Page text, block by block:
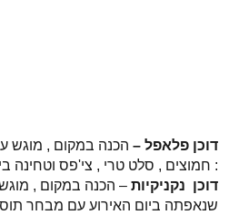
דוכן פלאפל – הכנה במקום , מוגש
: חמוצים , סלט טרי , צי'פס וטחינה
דוכן נקניקיות – הכנה במקום ,
שנאפתה ביום האירוע עם מבחר